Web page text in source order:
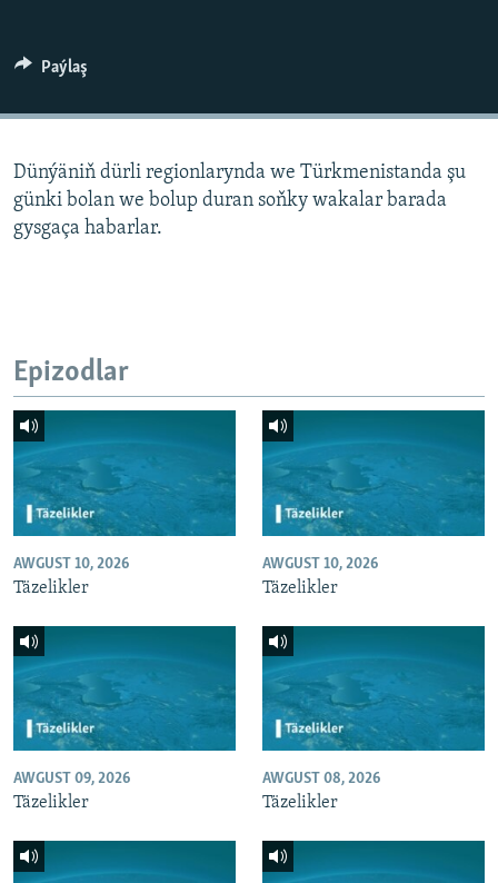
Paýlaş
Dünýäniň dürli regionlarynda we Türkmenistanda şu
günki bolan we bolup duran soňky wakalar barada
gysgaça habarlar.
Epizodlar
AWGUST 10, 2026
Täzelikler
AWGUST 10, 2026
Täzelikler
AWGUST 09, 2026
Täzelikler
AWGUST 08, 2026
Täzelikler